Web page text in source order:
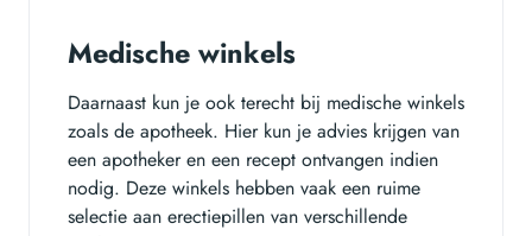
Medische winkels
Daarnaast kun je ook terecht bij medische winkels
zoals de apotheek. Hier kun je advies krijgen van
een apotheker en een recept ontvangen indien
nodig. Deze winkels hebben vaak een ruime
selectie aan erectiepillen van verschillende